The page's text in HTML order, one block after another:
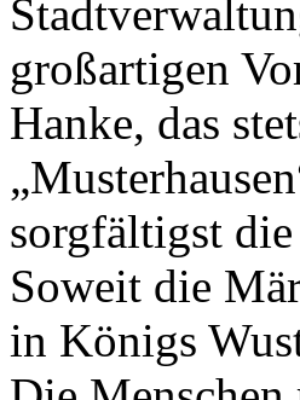
großartigen
Hanke, das
sorgfältigst
Soweit die
in Königs